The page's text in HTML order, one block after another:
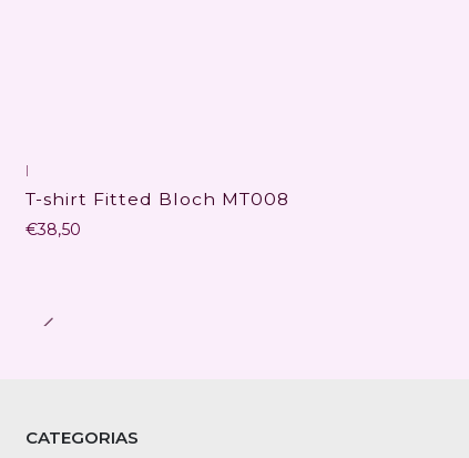
|
T-shirt Fitted Bloch MT008
€38,50
CATEGORIAS